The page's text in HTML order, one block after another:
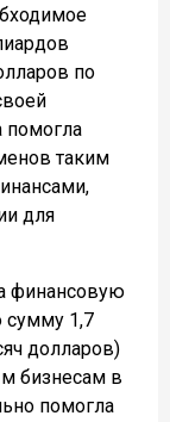
по
помогла
таким
для
финансовую
сумму 1,7
долларов)
бизнесам в
помогла